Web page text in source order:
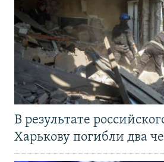
В результате
Харькову погибли два